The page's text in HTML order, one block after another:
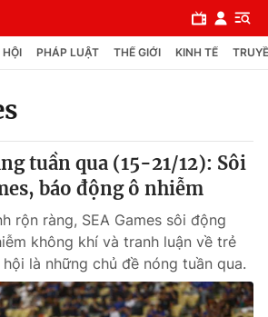
HỘI PHÁP LUẬT THẾ GIỚI KINH TẾ
tuần qua (15-21/12): Sôi
báo động ô nhiễm
rộn ràng, SEA Games sôi động
không khí và tranh luận về trẻ
là những chủ đề nóng tuần qua.